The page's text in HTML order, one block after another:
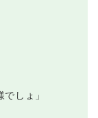
しょ」